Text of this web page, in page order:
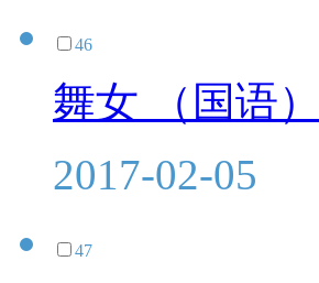
46
舞女 （国语）
2017-02-05
47